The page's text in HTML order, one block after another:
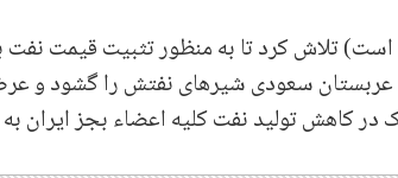
روسیه است) تلاش كرد تا به منظور تثبیت قیمت
عربستان سعودی شیرهای نفتش را گشود و
در کاهش تولید نفت کلیه اعضاء بجز ایران